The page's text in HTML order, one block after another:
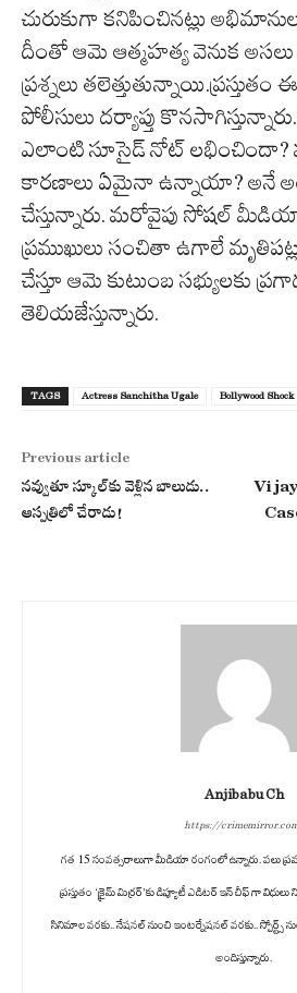
చురుకుగా కనిపించినట్లు అభిమానులు
దీంతో ఆమె ఆత్మహత్య వెనుక
ప్రశ్నలు తలెత్తుతున్నాయి.ప్రస్తుతం
పోలీసులు దర్యాప్తు
ఎలాంటి సూసైడ్ నోట్ లభించిందా?
కారణాలు ఏమైనా ఉన్నాయా? అనే
చేస్తున్నారు. మరోవైపు సోషల్
ప్రముఖులు సంచితా ఉగాలే
చేస్తూ ఆమె కుటుంబ సభ్యులకు
తెలియజేస్తున్నారు.
TAGS Actress Sanchitha Ugale Bollywood Shock
Previous article
నవ్వుతూ స్కూల్‌కు వెళ్లిన బాలుడు..
ఆస్పత్రిలో చేరాడు!
Anjibabu Ch
https://
గత 15 సంవత్సరాలుగా మీడియా రంగంలో ఉన్నారు. పలు
ప్రస్తుతం ‘క్రైమ్ మిర్రర్’కు డిప్యూటీ ఎడిటర్ ఇన్ చీఫ్ గా
సినిమాల వరకు.. నేషనల్ నుంచి ఇంటర్నేషనల్ వరకు.. స్పోర్ట్స్
అందిస్తున్నారు.